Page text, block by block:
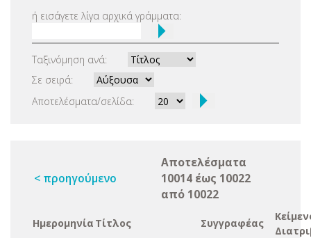
ή εισάγετε λίγα αρχικά γράμματα:
Ταξινόμηση ανά:
Σε σειρά:
Αποτελέσματα/σελίδα:
< προηγούμενο
Αποτελέσματα
10014 έως 10022
από 10022
Ημερομηνία Τίτλος Συγγραφέας